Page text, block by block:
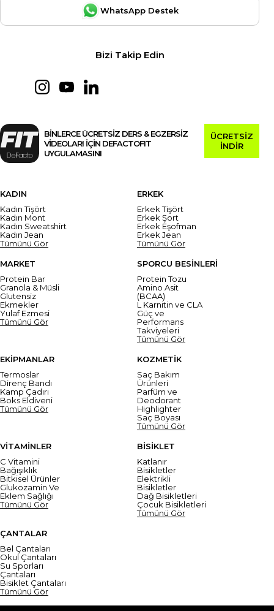
WhatsApp Destek
Bizi Takip Edin
BİNLERCE ÜCRETSİZ DERS & EGZERSİZ
VİDEOLARI İÇİN DEFACTOFIT
UYGULAMASINI
ÜCRETSİZ
İNDİR
KADIN
Kadın Tişört
Kadın Mont
Kadın Sweatshirt
Kadın Jean
Tümünü Gör
ERKEK
Erkek Tişört
Erkek Şort
Erkek Eşofman
Erkek Jean
Tümünü Gör
MARKET
Protein Bar
Granola & Müsli
Glutensiz
Ekmekler
Yulaf Ezmesi
Tümünü Gör
SPORCU BESİNLERİ
Protein Tozu
Amino Asit
(BCAA)
L Karnitin ve CLA
Güç ve
Performans
Takviyeleri
Tümünü Gör
EKİPMANLAR
Termoslar
Direnç Bandı
Kamp Çadırı
Boks Eldiveni
Tümünü Gör
KOZMETİK
Saç Bakım
Ürünleri
Parfüm ve
Deodorant
Highlighter
Saç Boyası
Tümünü Gör
VİTAMİNLER
C Vitamini
Bağışıklık
Bitkisel Ürünler
Glukozamin Ve
Eklem Sağlığı
Tümünü Gör
BİSİKLET
Katlanır
Bisikletler
Elektrikli
Bisikletler
Dağ Bisikletleri
Çocuk Bisikletleri
Tümünü Gör
ÇANTALAR
Bel Çantaları
Okul Çantaları
Su Sporları
Çantaları
Bisiklet Çantaları
Tümünü Gör